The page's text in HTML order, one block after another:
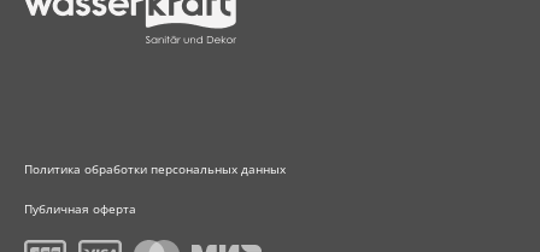
Политика обработки персональных данных
Публичная оферта